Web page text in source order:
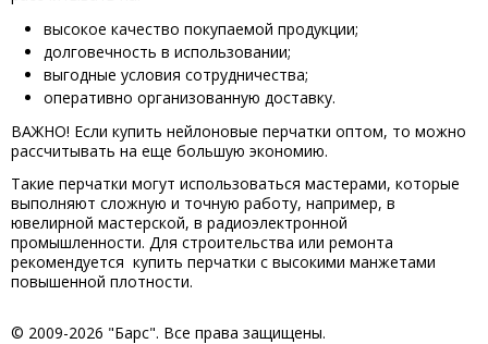
высокое качество покупаемой продукции;
долговечность в использовании;
выгодные условия сотрудничества;
оперативно организованную доставку.
ВАЖНО! Если купить нейлоновые перчатки оптом, то можно
рассчитывать на еще большую экономию.
Такие перчатки могут использоваться мастерами, которые
выполняют сложную и точную работу, например, в
ювелирной мастерской, в радиоэлектронной
промышленности. Для строительства или ремонта
рекомендуется купить перчатки с высокими манжетами
повышенной плотности.
© 2009-2026 "Барс". Все права защищены.